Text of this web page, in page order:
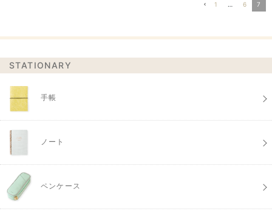
1 … 6 7
STATIONARY
手帳
ノート
ペンケース